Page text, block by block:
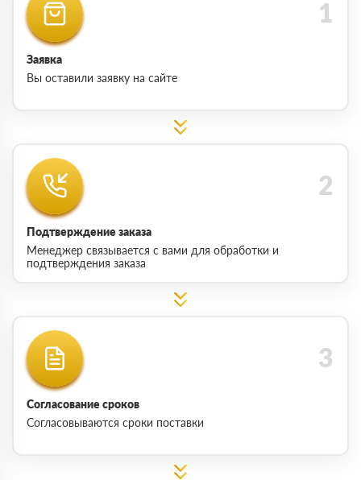
Заявка
Вы оставили заявку на сайте
Подтверждение заказа
Менеджер связывается с вами для обработки и
подтверждения заказа
Согласование сроков
Согласовываются сроки поставки